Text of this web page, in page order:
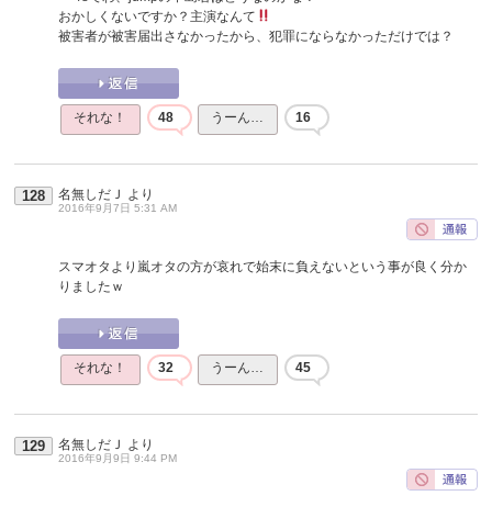
おかしくないですか？主演なんて
被害者が被害届出さなかったから、犯罪にならなかっただけでは？
それな！ 48 うーん… 16
128 名無しだＪ より
2016年9月7日 5:31 AM
スマオタより嵐オタの方が哀れで始末に負えないという事が良く分か
りましたｗ
それな！ 32 うーん… 45
129 名無しだＪ より
2016年9月9日 9:44 PM